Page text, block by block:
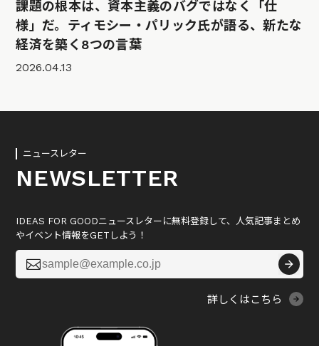
課題の根本は、資本主義のバグではなく「仕
様」だ。ティモシー・パリック氏が語る、新たな
経済を築く8つの言葉
2026.04.13
ニュースレター
NEWSLETTER
IDEAS FOR GOODニュースレターに無料登録して、人気記事まとめ
やイベント情報をGETしよう！

詳しくはこちら